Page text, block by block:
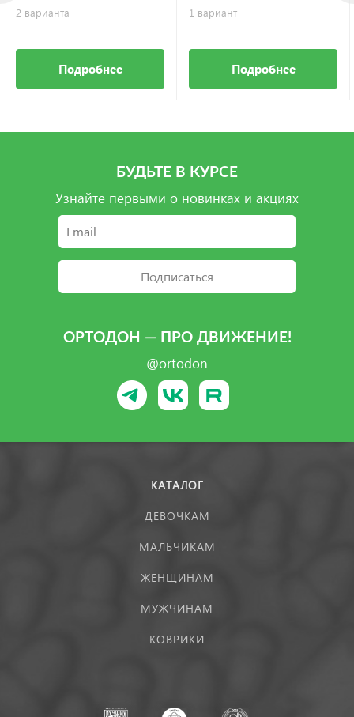
2 варианта
Подробнее
1 вариант
Подробнее
БУДЬТЕ В КУРСЕ
Узнайте первыми о новинках и акциях
Подписаться
ОРТОДОН — ПРО ДВИЖЕНИЕ!
@ortodon
КАТАЛОГ
ДЕВОЧКАМ
МАЛЬЧИКАМ
ЖЕНЩИНАМ
МУЖЧИНАМ
КОВРИКИ